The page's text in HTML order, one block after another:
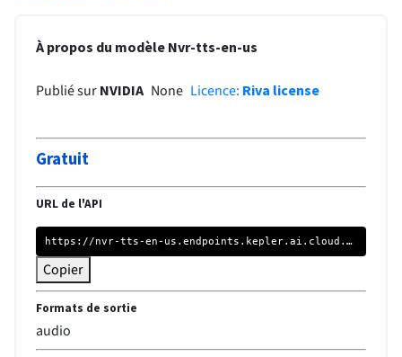
À propos du modèle Nvr-tts-en-us
Publié sur NVIDIA None Licence: Riva license
Gratuit
URL de l'API
https://nvr-tts-en-us.endpoints.kepler.ai.cloud.ovh.net/api/v1/
Copier
Formats de sortie
audio